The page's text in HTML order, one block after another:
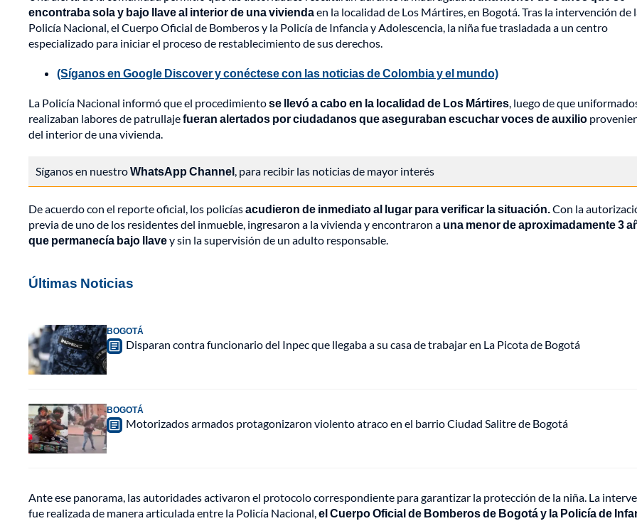
encontraba sola y bajo llave al interior de una viviendaen la localidad de Los Mártires, en Bogotá. Tras la intervención de
Policía Nacional, el Cuerpo Oficial de Bomberos y la Policía de Infancia y Adolescencia, la niña fue trasladada a un centro
especializado para iniciar el proceso de restablecimiento de sus derechos.
(Síganos en Google Discover y conéctese con las noticias de Colombia y el mundo)
La Policía Nacional informó que el procedimientose llevó a cabo en la localidad de Los Mártires, luego de que
realizaban labores de patrullajefueran alertados por ciudadanos que aseguraban escuchar voces de auxilio
del interior de una vivienda.
Síganos en nuestroWhatsApp Channel, para recibir las noticias de mayor interés
De acuerdo con el reporte oficial, los policíasacudieron de inmediato al lugar para verificar la situación.Con la
previa de uno de los residentes del inmueble, ingresaron a la vivienda y encontraron a una menor de aproximadamente 3
que permanecía bajo llavey sin la supervisión de un adulto responsable.
Últimas Noticias
BOGOTÁ
Disparan contra funcionario del Inpec que llegaba a su casa de trabajar en La Picota de Bogotá
BOGOTÁ
Motorizados armados protagonizaron violento atraco en el barrio Ciudad Salitre de Bogotá
Ante ese panorama, las autoridades activaron el protocolo correspondiente para garantizar la protección de la niña. La
fue realizada de manera articulada entre la Policía Nacional,el Cuerpo Oficial de Bomberos de Bogotá y la Policía de